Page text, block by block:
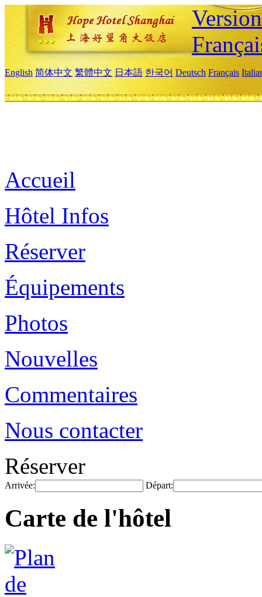
English 简体中文 繁體中文 日本語 한국어 Deutsch Français
Accueil
Hôtel Infos
Réserver
Équipements
Photos
Nouvelles
Commentaires
Nous contacter
Réserver
Arrivée: Départ:
Carte de l'hôtel